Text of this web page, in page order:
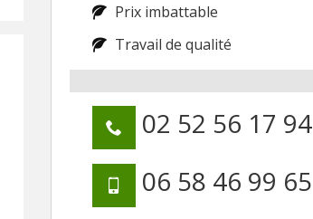
Prix imbattable
Travail de qualité
02 52 56 17 94
06 58 46 99 65